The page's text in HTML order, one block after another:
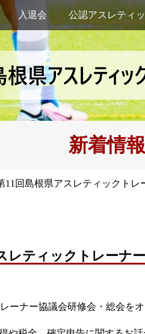
入退会 公認アスレティ
新着情報
11回島根県アスレティックト
レティックトレーナ
ーナー協議会研修会・総会を